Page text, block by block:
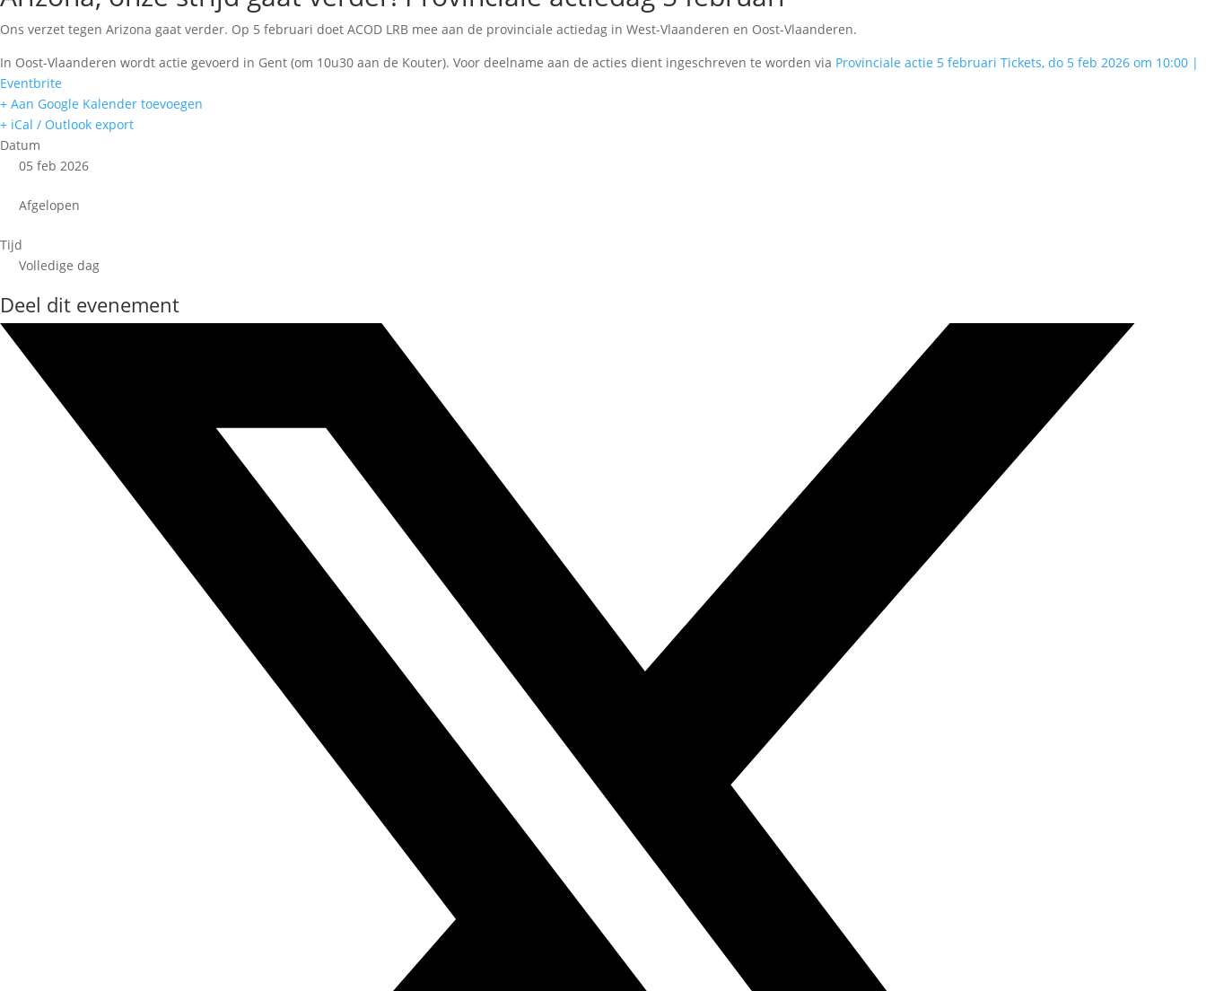
Ons verzet tegen Arizona gaat verder. Op 5 februari doet ACOD LRB mee aan de provinciale actiedag in West-Vlaanderen en Oost-Vlaanderen.
In Oost-Vlaanderen wordt actie gevoerd in Gent (om 10u30 aan de Kouter). Voor deelname aan de acties dient ingeschreven te worden via Provinciale actie 5 februari Tickets, do 5 feb 2026 om 10:00 |
Eventbrite
+ Aan Google Kalender toevoegen
+ iCal / Outlook export
Datum
05 feb 2026
Afgelopen
Tijd
Volledige dag
Deel dit evenement